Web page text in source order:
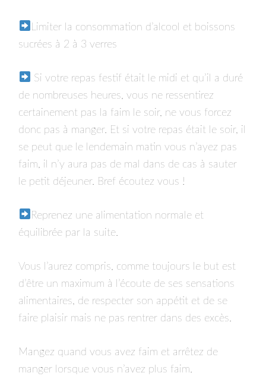
Limiter la consommation d’alcool et boissons
sucrées à 2 à 3 verres
Si votre repas festif était le midi et qu’il a duré
de nombreuses heures, vous ne ressentirez
certainement pas la faim le soir, ne vous forcez
donc pas à manger. Et si votre repas était le soir, il
se peut que le lendemain matin vous n’ayez pas
faim, il n’y aura pas de mal dans de cas à sauter
le petit déjeuner. Bref écoutez vous !
Reprenez une alimentation normale et
équilibrée par la suite.
Vous l’aurez compris, comme toujours le but est
d’être un maximum à l’écoute de ses sensations
alimentaires, de respecter son appétit et de se
faire plaisir mais ne pas rentrer dans des excès.
Mangez quand vous avez faim et arrêtez de
manger lorsque vous n’avez plus faim.